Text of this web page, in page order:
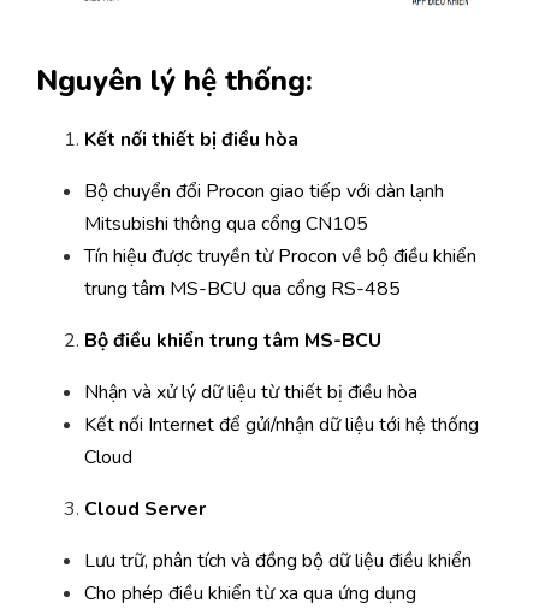
Nguyên lý hệ thống:
Kết nối thiết bị điều hòa
Bộ chuyển đổi Procon giao tiếp với dàn lạnh
Mitsubishi thông qua cổng CN105
Tín hiệu được truyền từ Procon về bộ điều khiển
trung tâm MS-BCU qua cổng RS-485
Bộ điều khiển trung tâm MS-BCU
Nhận và xử lý dữ liệu từ thiết bị điều hòa
Kết nối Internet để gửi/nhận dữ liệu tới hệ thống
Cloud
Cloud Server
Lưu trữ, phân tích và đồng bộ dữ liệu điều khiển
Cho phép điều khiển từ xa qua ứng dụng